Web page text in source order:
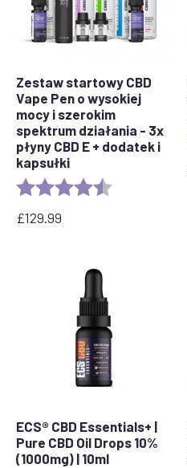
Zestaw startowy CBD
Vape Pen o wysokiej
mocy i szerokim
spektrum działania - 3x
płyny CBD E + dodatek i
kapsułki
Ocena:
£129.99
ECS® CBD Essentials+ |
Pure CBD Oil Drops 10%
(1000mg) | 10ml